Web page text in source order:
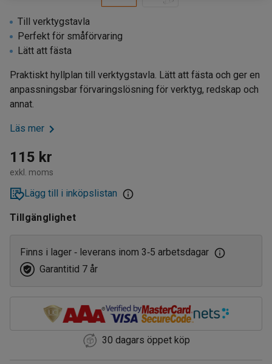
Till verktygstavla
Perfekt för småförvaring
Lätt att fästa
Praktiskt hyllplan till verktygstavla. Lätt att fästa och ger en
anpassningsbar förvaringslösning för verktyg, redskap och
annat.
Läs mer
115 kr
exkl. moms
Lägg till i inköpslistan
Tillgänglighet
Finns i lager ‑ leverans inom 3‑5 arbetsdagar
Garantitid 7 år
30 dagars öppet köp